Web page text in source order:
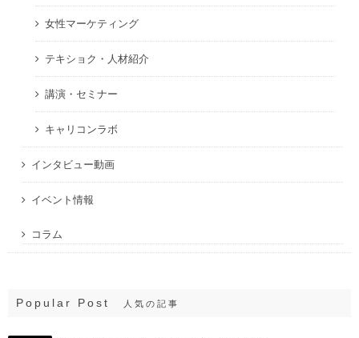
女性マーケティング
テキショク・人材紹介
講演・セミナー
キャリコンラボ
インタビュー動画
イベント情報
コラム
Popular Post 人気の記事